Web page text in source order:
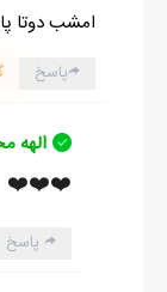
امشب دوتا
پاسخ
الهه
❤️❤️❤️
پاسخ